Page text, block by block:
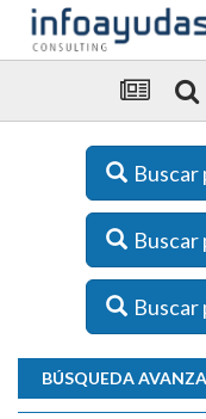
Buscar
Buscar
BÚSQUEDA